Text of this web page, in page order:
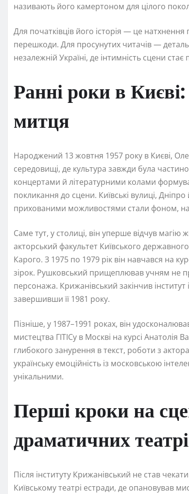
називають його камертоном для цілого
Для початківців його історія — це
перешкоди. Для просунутих читачів —
незалежній Україні, де інтимність сцени
Ранні роки в
митця
Народжений 13 жовтня 1957 року в Києві,
середовищі, де культура завжди була
концертами й літературними колами
покликання до сцени. Київські вулиці,
прихованими можливостями стали фоном,
Саме тут, у столиці, він уперше відчув
акторський факультет Київського
Карого. З 1975 по 1979 рік він навчався на
зірок. Рушковський прищеплював учням не
персонажа. Крижанівський закінчив
завершивши її 1981 року.
Пізніше, у 1987–1991 роках, він
мистецтва ГІТІСу в Москві на курсі
глибокого занурення в текст, роботи з
українську емоційність із московською
унікальними.
Перші кроки на
драматичних
Після інституту Крижанівський не став
Київському театрі естради, де опановував